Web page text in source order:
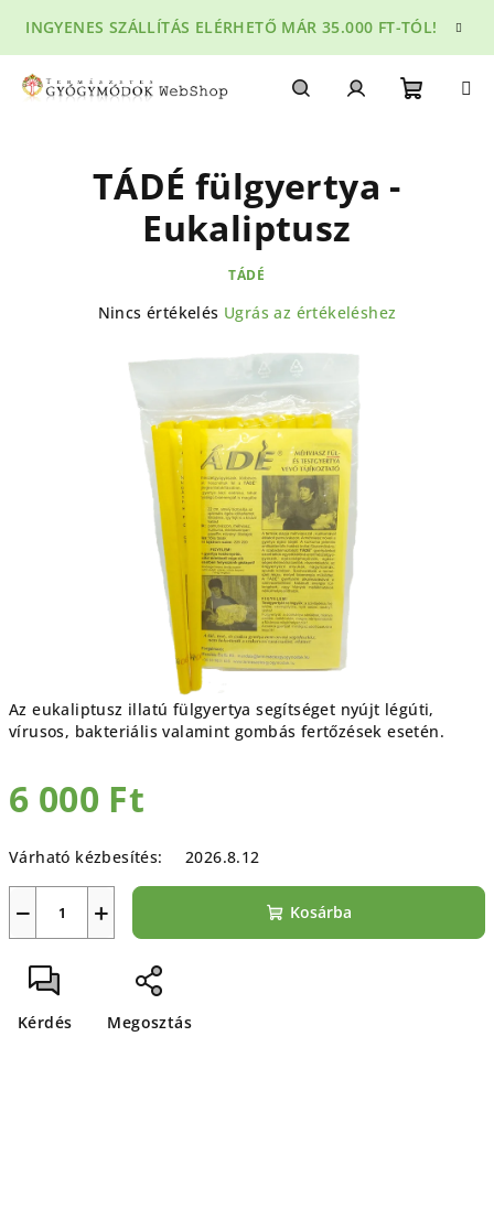
fő
tartalomhoz
INGYENES SZÁLLÍTÁS ELÉRHETŐ MÁR 35.000 FT-TÓL!
Az eukaliptusz illatú fülgyertya segítséget nyújt légúti,
vírusos, bakteriális valamint gombás fertőzések esetén.
6 000 Ft
Várható kézbesítés:
2026.8.12
+
− Kosárba
Kérdés Megosztás
TÁDÉ fülgyertya -
Eukaliptusz
TÁDÉ
A
átlagos
értékelése
csillag.
Nincs értékelés Ugrás az értékeléshez